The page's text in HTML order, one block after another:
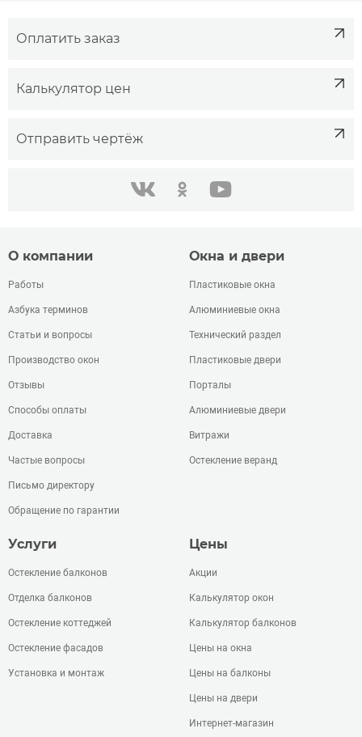
Оплатить заказ
Калькулятор цен
Отправить чертёж
в контакте одноклассники youtube
О компании
Работы
Азбука терминов
Статьи и вопросы
Производство окон
Отзывы
Способы оплаты
Доставка
Частые вопросы
Письмо директору
Обращение по гарантии
Окна и двери
Пластиковые окна
Алюминиевые окна
Технический раздел
Пластиковые двери
Порталы
Алюминиевые двери
Витражи
Остекление веранд
Услуги
Остекление балконов
Отделка балконов
Остекление коттеджей
Остекление фасадов
Установка и монтаж
Цены
Акции
Калькулятор окон
Калькулятор балконов
Цены на окна
Цены на балконы
Цены на двери
Интернет-магазин